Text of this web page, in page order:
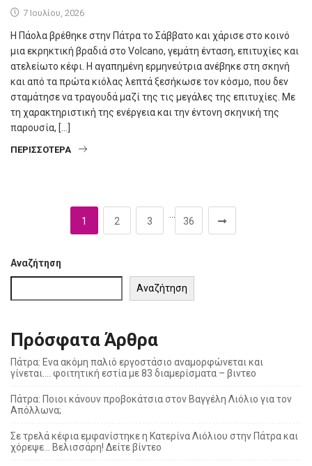
7 Ιουλίου, 2026
Η Πάολα βρέθηκε στην Πάτρα το Σάββατο και χάρισε στο κοινό
μια εκρηκτική βραδιά στο Volcano, γεμάτη ένταση, επιτυχίες και
ατελείωτο κέφι. Η αγαπημένη ερμηνεύτρια ανέβηκε στη σκηνή
και από τα πρώτα κιόλας λεπτά ξεσήκωσε τον κόσμο, που δεν
σταμάτησε να τραγουδά μαζί της τις μεγάλες της επιτυχίες. Με
τη χαρακτηριστική της ενέργεια και την έντονη σκηνική της
παρουσία, […]
ΠΕΡΙΣΣΌΤΕΡΑ
1 2 3
…
36
Αναζήτηση
Αναζήτηση
Πρόσφατα Άρθρα
Πάτρα: Ενα ακόμη παλιό εργοστάσιο αναμορφώνεται και
γίνεται…. φοιτητική εστία με 83 διαμερίσματα – βιντεο
Πάτρα: Ποιοι κάνουν προβοκάτσια στον Βαγγέλη Λιόλιο για τον
Απόλλωνα;
Σε τρελά κέφια εμφανίστηκε η Κατερίνα Λιόλιου στην Πάτρα και
χόρεψε… Βελισσάρη! Δείτε βίντεο